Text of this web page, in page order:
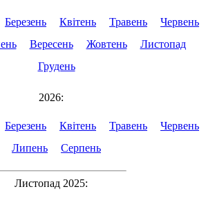
Березень Квітень Травень
Червень
Вересень Жовтень
Листопад
Грудень
2026:
Березень Квітень Травень
Червень
Липень
Серпень
Листопад 2025: